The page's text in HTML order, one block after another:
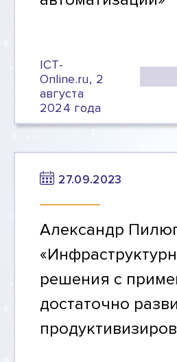
ICT-
Online.ru, 2
августа
2024 года
27.09.2023
Александр
решения с
достаточно